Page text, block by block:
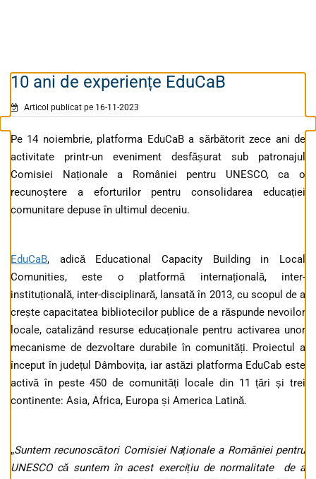
10 ani de experiențe EduCaB
Articol publicat pe 16-11-2023
Pe 14 noiembrie, platforma EduCaB a sărbătorit zece ani de
activitate printr-un eveniment desfășurat sub patronajul
Comisiei Naționale a României pentru UNESCO, ca o
recunoștere a eforturilor pentru consolidarea educației
comunitare depuse în ultimul deceniu.
EduCaB, adică Educational Capacity Building in Local
Comunities, este o platformă internațională, inter-
instituțională, inter-disciplinară, lansată în 2013, cu scopul de a
crește capacitatea bibliotecilor publice de a răspunde nevoilor
locale, catalizând resurse educaționale pentru activarea unor
mecanisme de dezvoltare durabile în comunități. Proiectul a
început în județul Dâmbovița, iar astăzi platforma EduCab este
activă în peste 450 de comunități locale din 11 țări și trei
continente: Asia, Africa, Europa și America Latină.
„Suntem recunoscători Comisiei Naționale a României pentru
UNESCO că suntem în acest exercițiu de normalitate de a